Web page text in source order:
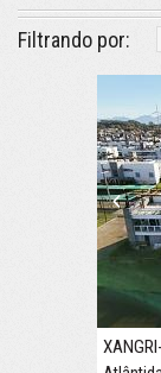
Filtrando por: